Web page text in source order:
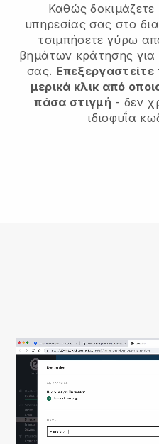
Καθώς
υπηρεσίας σας στο
τσιμπήσετε γύρω
βημάτων κράτησης για
σας. Επεξεργαστείτε
μερικά κλικ από
πάσα στιγμή - δεν
ιδιοφυΐα